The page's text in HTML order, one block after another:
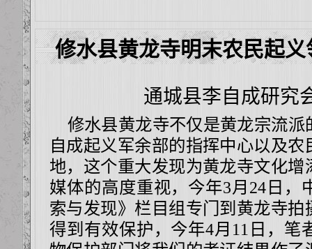
修水县黄龙寺明末农民起
通城县李自成研究
修水县黄龙寺不仅是黄龙宗流派
自成起义军余部的指挥中心以及
地，这个重大发现为黄龙寺文化
媒体的高度重视，今年3月 24 日，
索与发现》栏目组专门到黄龙寺
得到有效保护，今年4月 11 日，笔